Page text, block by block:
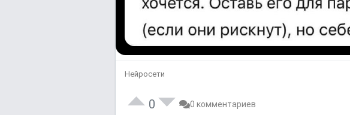
Нейросети
0 0 комментариев